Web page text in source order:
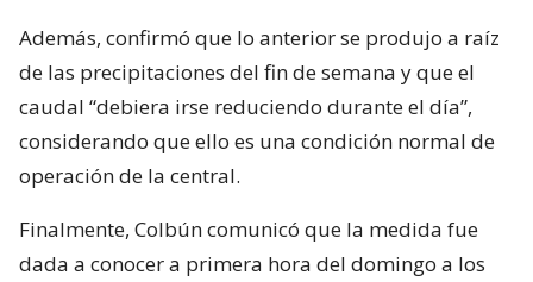
Además, confirmó que lo anterior se produjo a raíz
de las precipitaciones del fin de semana y que el
caudal “debiera irse reduciendo durante el día”,
considerando que ello es una condición normal de
operación de la central.
Finalmente, Colbún comunicó que la medida fue
dada a conocer a primera hora del domingo a los